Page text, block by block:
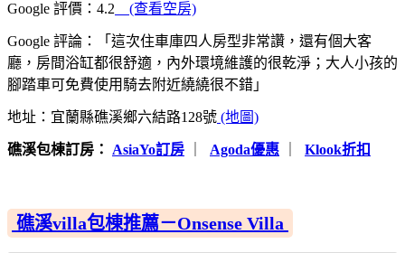
Google 評價：4.2 (查看空房)
Google 評論：「這次住車庫四人房型非常讚，還有個大客
廳，房間浴缸都很舒適，內外環境維護的很乾淨；大人小孩的
腳踏車可免費使用騎去附近繞繞很不錯」
地址：宜蘭縣礁溪鄉六結路128號 (地圖)
礁溪包棟訂房： AsiaYo訂房 Agoda優惠 Klook折扣
礁溪villa包棟推薦－Onsense Villa